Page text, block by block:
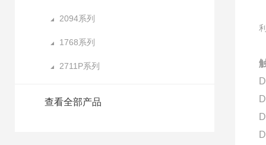
2094系列
1768系列
2711P系列
查看全部产品